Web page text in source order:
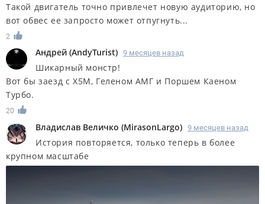
Такой двигатель точно привлечет новую аудиторию, но
вот обвес ее запросто может отпугнуть...
2
Андрей (AndyTurist) 9 месяцев назад
Шикарный монстр!
Вот бы заезд с Х5М, Геленом АМГ и Поршем Каеном
Турбо.
20
Владислав Величко (MirasonLargo) 9 месяцев назад
История повторяется, только теперь в более
крупном масштабе